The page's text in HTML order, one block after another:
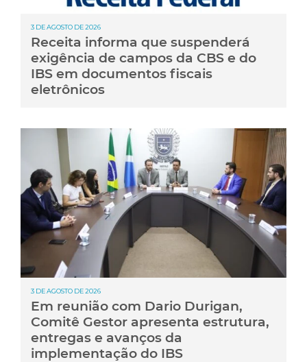
3 DE AGOSTO DE 2026
Receita informa que suspenderá
exigência de campos da CBS e do
IBS em documentos fiscais
eletrônicos
3 DE AGOSTO DE 2026
Em reunião com Dario Durigan,
Comitê Gestor apresenta estrutura,
entregas e avanços da
implementação do IBS